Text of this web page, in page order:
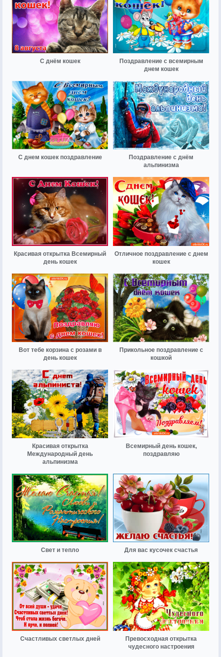
С днём кошек
Поздравление с всемирным
днем кошек
С днем кошек поздравление
Поздравление с днём
альпинизма
Красивая открытка Всемирный
день кошек
Отличное поздравление с днем
кошек
Вот тебе корзина с розами в
день кошек
Прикольное поздравление с
кошкой
Красивая открытка
Международный день
альпинизма
Всемирный день кошек,
поздравляю
Свет и тепло Для вас кусочек счастья
Счастливых светлых дней
Превосходная открытка
чудесного настроения